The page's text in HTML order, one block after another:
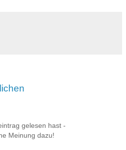
gelesen hast -
Meinung dazu!